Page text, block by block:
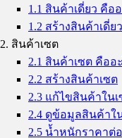
1.1 สินค้าเดี่ยว คือ
1.2 สร้างสินค้าเดี่ยว
2. สินค้าเซต
2.1 สินค้าเซต คืออ
2.2 สร้างสินค้าเซต
2.3 แก้ไขสินค้าใน
2.4 ดูข้อมูลสินค้าใ
2.5 น้ำหนักราคาต่